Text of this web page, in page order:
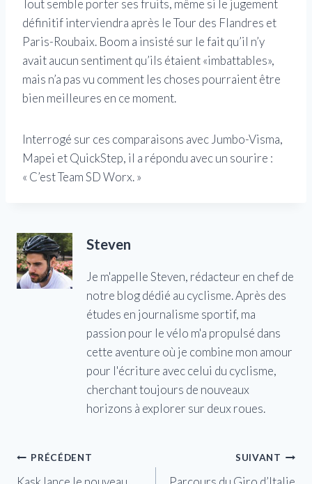
Tout semble porter ses fruits, même si le jugement
définitif interviendra après le Tour des Flandres et
Paris-Roubaix. Boom a insisté sur le fait qu’il n’y
avait aucun sentiment qu’ils étaient «imbattables»,
mais n’a pas vu comment les choses pourraient être
bien meilleures en ce moment.
Interrogé sur ces comparaisons avec Jumbo-Visma,
Mapei et QuickStep, il a répondu avec un sourire :
« C’est Team SD Worx. »
Steven
Je m'appelle Steven, rédacteur en chef de
notre blog dédié au cyclisme. Après des
études en journalisme sportif, ma
passion pour le vélo m'a propulsé dans
cette aventure où je combine mon amour
pour l'écriture avec celui du cyclisme,
cherchant toujours de nouveaux
horizons à explorer sur deux roues.
Navigation
PRÉCÉDENT SUIVANT